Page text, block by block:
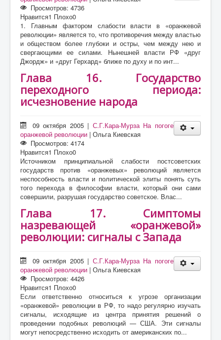
Просмотров: 4736
Нравится1 Плохо0
1. Главным фактором слабости власти в «оранжевой
революции» является то, что противоречия между властью
и обществом более глубоки и остры, чем между нею и
свергающими ее силами. Нынешней власти РФ «друг
Джордж» и «друг Герхард» ближе по духу и по инт...
Глава 16. Государство
переходного периода:
исчезновение народа
09 октября 2005 | С.Г.Кара-Мурза На погоге
оранжевой революции | Ольга Киевская
Просмотров: 4174
Нравится1 Плохо0
Источником принципиальной слабости постсоветских
государств против «оранжевых» революций является
неспособность власти и политической элиты понять суть
того перехода в философии власти, который они сами
совершили, разрушая государство советское. Влас...
Глава 17. Симптомы
назревающей «оранжевой»
революции: сигналы с Запада
09 октября 2005 | С.Г.Кара-Мурза На погоге
оранжевой революции | Ольга Киевская
Просмотров: 4426
Нравится1 Плохо0
Если ответственно относиться к угрозе организации
«оранжевой» революции в РФ, то надо регулярно изучать
сигналы, исходящие из центра принятия решений о
проведении подобных революций — США. Эти сигналы
могут непосредственно исходить от американских по...